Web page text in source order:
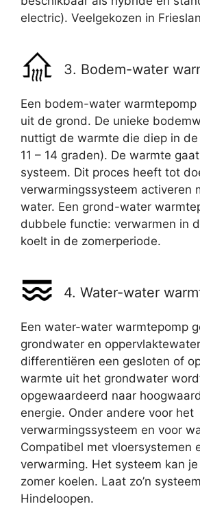
electric). Veelgekozen in
3. Bodem-water
Een bodem-water
uit de grond. De unieke
nuttigt de warmte die diep in
11 – 14 graden). De warmte
systeem. Dit proces heeft tot
verwarmingssysteem activeren
water. Een grond-water
dubbele functie: verwarmen in
koelt in de zomerperiode.
4. Water-water
Een water-water warmtepomp
grondwater en
differentiëren een gesloten of
warmte uit het grondwater
opgewaardeerd naar
energie. Onder andere voor het
verwarmingssysteem en voor
Compatibel met vloersystemen
verwarming. Het systeem kan
zomer koelen. Laat zo’n
Hindeloopen.